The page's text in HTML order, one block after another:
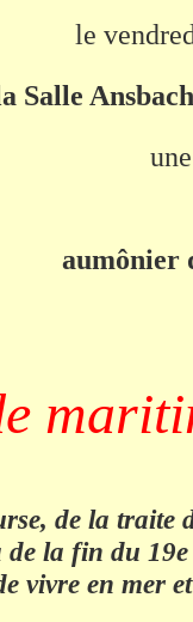
le
Salle
aumônier
de la
de la fin du
vivre en